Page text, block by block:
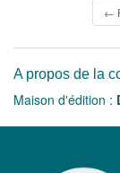
←
A propos de la
Maison d'édition :